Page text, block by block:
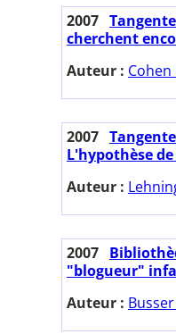
2007
cherchent
Auteur : Cohen
2007
L'hypothèse
Auteur :
2007
"blogueur"
Auteur :